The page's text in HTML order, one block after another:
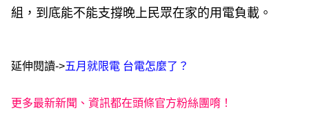
組，到底能不能支撐晚上民眾在家的用電負載。
延伸閱讀->五月就限電 台電怎麼了？
更多最新新聞、資訊都在頭條官方粉絲團唷！